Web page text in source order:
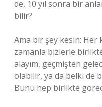
de, 10 yıl sonra bir
bilir?
Ama bir şey kesin: Her
zamanla bizlerle
alayım, geçmişten
olabilir, ya da belki de
Bunu hep birlikte